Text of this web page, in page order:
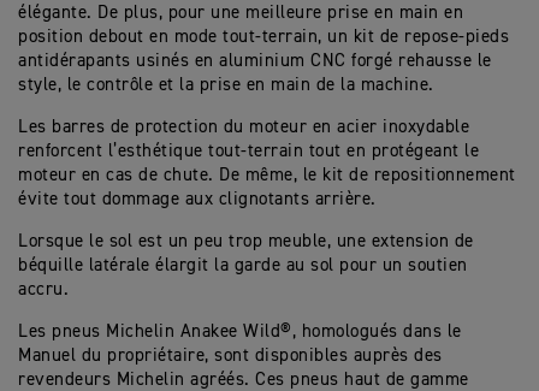
élégante. De plus, pour une meilleure prise en main en
position debout en mode tout-terrain, un kit de repose-pieds
antidérapants usinés en aluminium CNC forgé rehausse le
style, le contrôle et la prise en main de la machine.
Les barres de protection du moteur en acier inoxydable
renforcent l’esthétique tout-terrain tout en protégeant le
moteur en cas de chute. De même, le kit de repositionnement
évite tout dommage aux clignotants arrière.
Lorsque le sol est un peu trop meuble, une extension de
béquille latérale élargit la garde au sol pour un soutien
accru.
Les pneus Michelin Anakee Wild®, homologués dans le
Manuel du propriétaire, sont disponibles auprès des
revendeurs Michelin agréés. Ces pneus haut de gamme